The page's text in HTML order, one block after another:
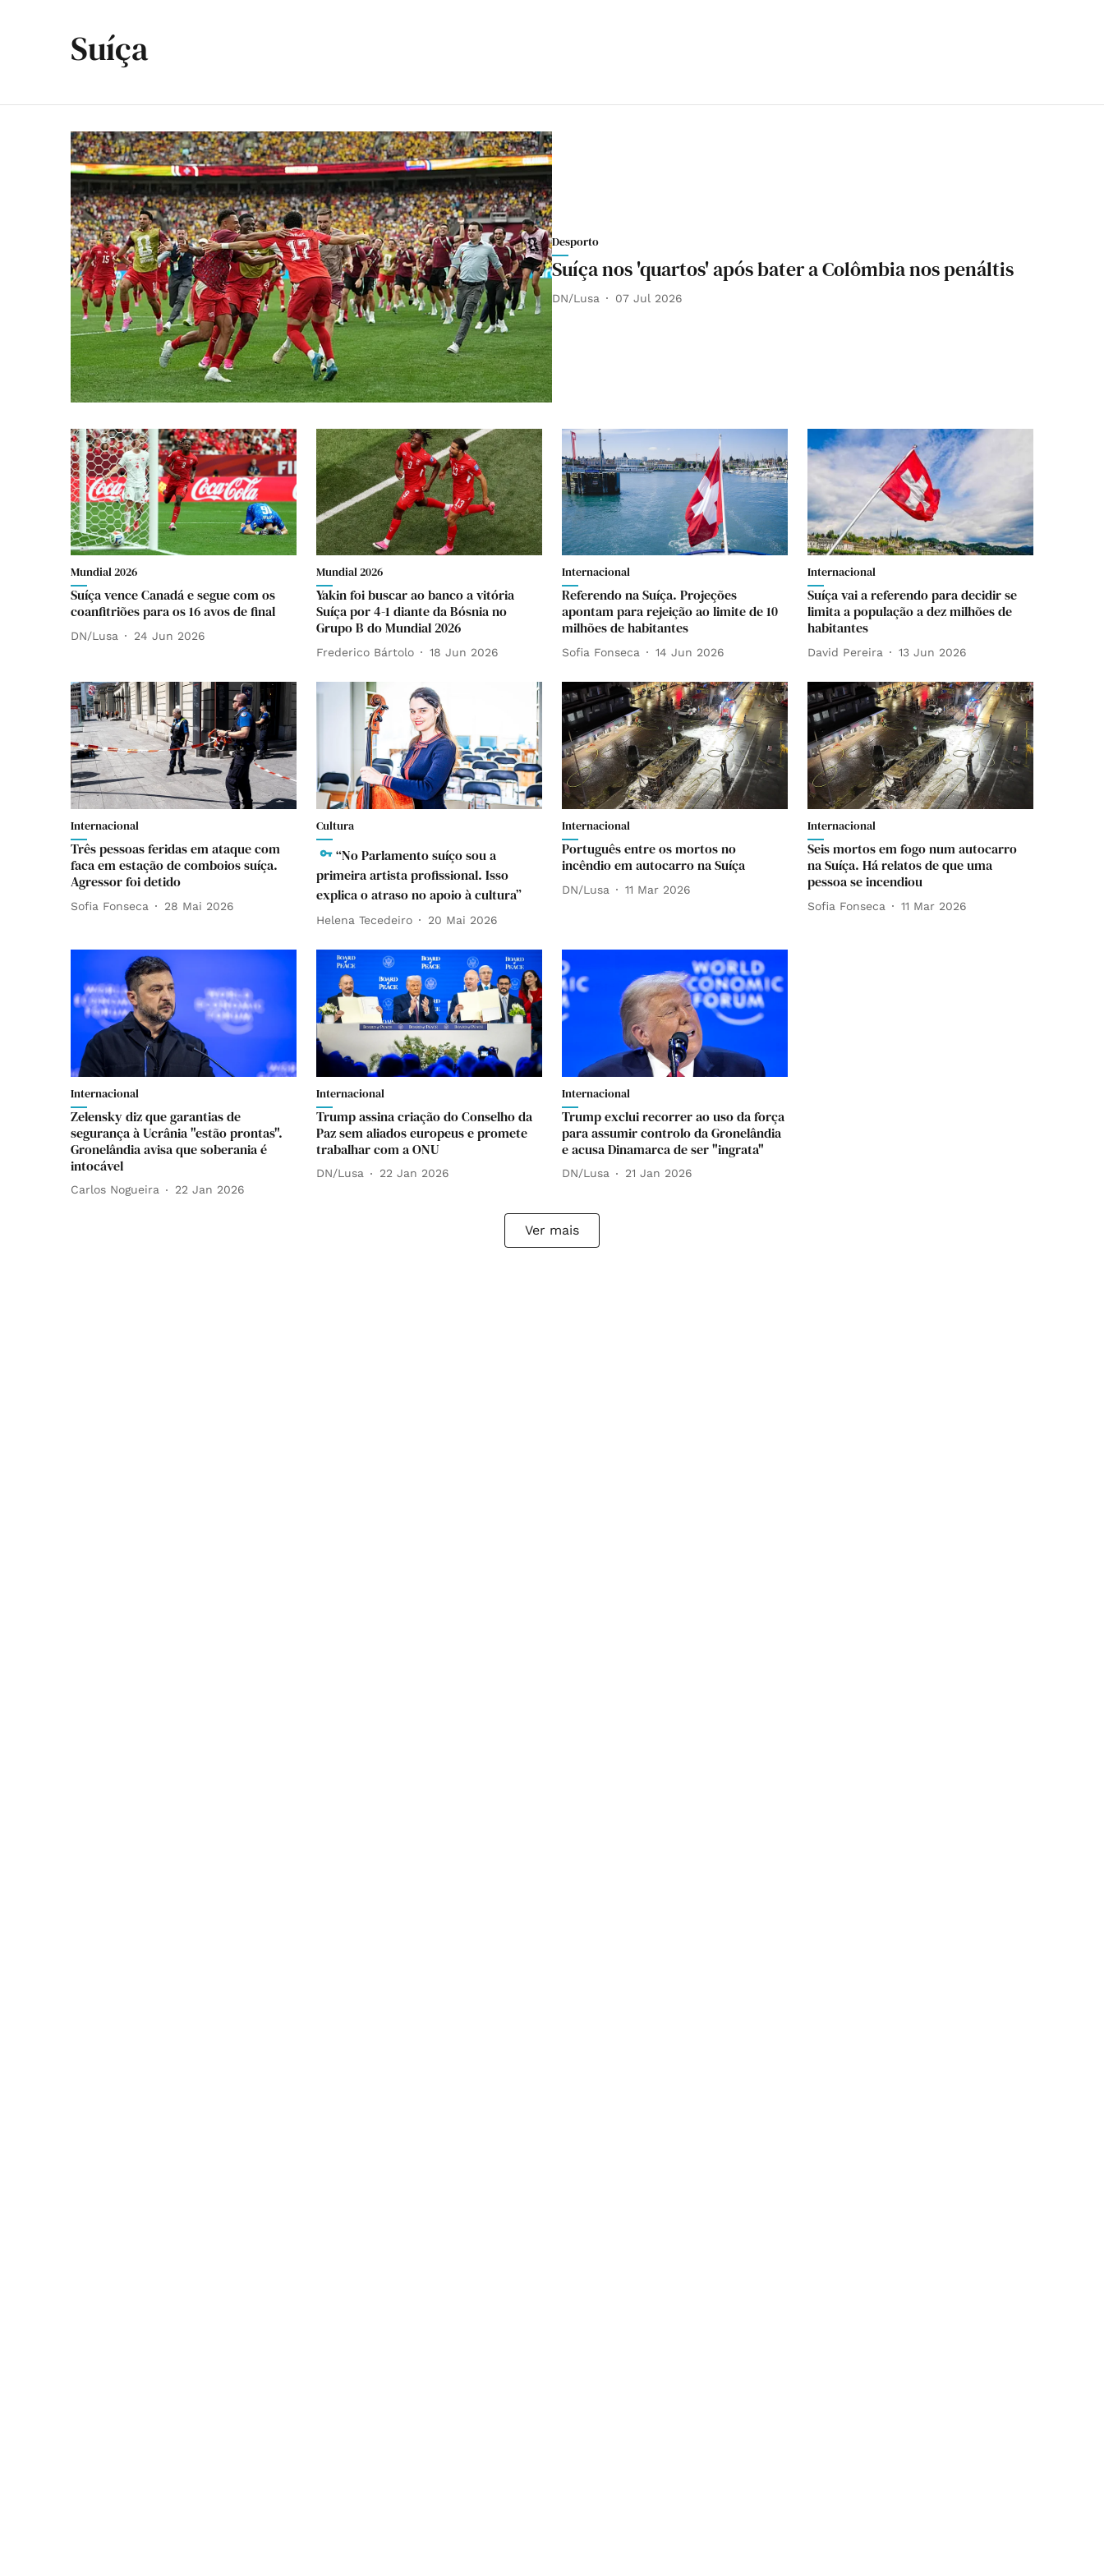
Suíça
Desporto
Suíça nos 'quartos' após bater a Colômbia nos penáltis
DN/Lusa 07 Jul 2026
Mundial 2026
Suíça vence Canadá e segue com os
coanfitriões para os 16 avos de final
DN/Lusa 24 Jun 2026
Mundial 2026
Yakin foi buscar ao banco a vitória
Suíça por 4-1 diante da Bósnia no
Grupo B do Mundial 2026
Frederico Bártolo 18 Jun 2026
Internacional
Referendo na Suíça. Projeções
apontam para rejeição ao limite de 10
milhões de habitantes
Sofia Fonseca 14 Jun 2026
Internacional
Suíça vai a referendo para decidir se
limita a população a dez milhões de
habitantes
David Pereira 13 Jun 2026
Internacional
Três pessoas feridas em ataque com
faca em estação de comboios suíça.
Agressor foi detido
Sofia Fonseca 28 Mai 2026
Cultura
“No Parlamento suíço sou a
primeira artista profissional. Isso
explica o atraso no apoio à cultura”
Helena Tecedeiro 20 Mai 2026
Internacional
Português entre os mortos no
incêndio em autocarro na Suíça
DN/Lusa 11 Mar 2026
Internacional
Seis mortos em fogo num autocarro
na Suíça. Há relatos de que uma
pessoa se incendiou
Sofia Fonseca 11 Mar 2026
Internacional
Zelensky diz que garantias de
segurança à Ucrânia "estão prontas".
Gronelândia avisa que soberania é
intocável
Carlos Nogueira 22 Jan 2026
Internacional
Trump assina criação do Conselho da
Paz sem aliados europeus e promete
trabalhar com a ONU
DN/Lusa 22 Jan 2026
Internacional
Trump exclui recorrer ao uso da força
para assumir controlo da Gronelândia
e acusa Dinamarca de ser "ingrata"
DN/Lusa 21 Jan 2026
Ver mais